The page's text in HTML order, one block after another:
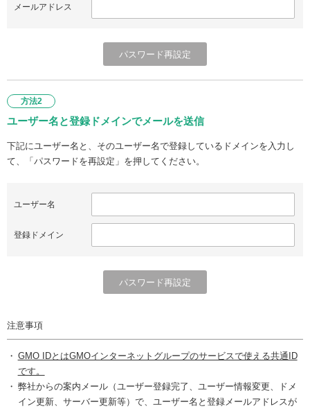
メールアドレス
方法2
ユーザー名と登録ドメインでメールを送信
下記にユーザー名と、そのユーザー名で登録しているドメインを入力し
て、「パスワードを再設定」を押してください。
ユーザー名
登録ドメイン
注意事項
GMO IDとはGMOインターネットグループのサービスで使える共通ID
です。
弊社からの案内メール（ユーザー登録完了、ユーザー情報変更、ドメ
イン更新、サーバー更新等）で、ユーザー名と登録メールアドレスが